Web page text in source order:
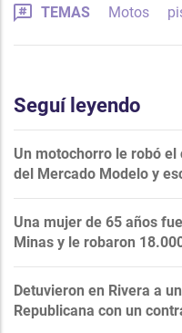
TEMAS Motos
Seguí leyendo
Un motochorro le robó
del Mercado Modelo y
Una mujer de 65 años
Minas y le robaron
Detuvieron en Rivera a
Republicana con un